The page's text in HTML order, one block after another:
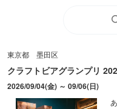
東京都 墨田区
クラフトビアグランプリ
2026/09/04(金) ～ 09/06(日)